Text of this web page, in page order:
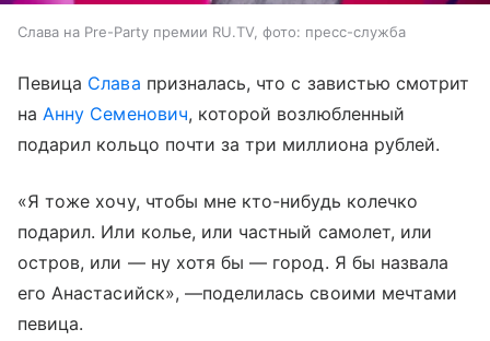
Слава на Pre-Party премии RU.TV, фото: пресс-служба
Певица Слава призналась, что с завистью смотрит
на Анну Семенович, которой возлюбленный
подарил кольцо почти за три миллиона рублей.
«Я тоже хочу, чтобы мне кто-нибудь колечко
подарил. Или колье, или частный самолет, или
остров, или — ну хотя бы — город. Я бы назвала
его Анастасийск», —поделилась своими мечтами
певица.